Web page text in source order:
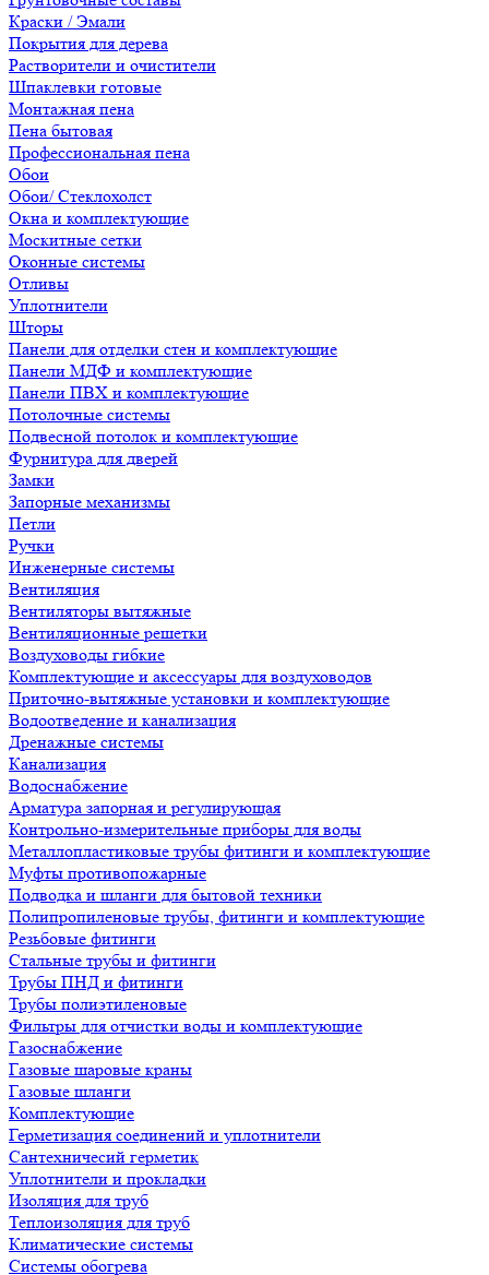
Краски / Эмали
Покрытия для дерева
Растворители и очистители
Шпаклевки готовые
Монтажная пена
Пена бытовая
Профессиональная пена
Обои
Обои/ Стеклохолст
Окна и комплектующие
Москитные сетки
Оконные системы
Отливы
Уплотнители
Шторы
Панели для отделки стен и комплектующие
Панели МДФ и комплектующие
Панели ПВХ и комплектующие
Потолочные системы
Подвесной потолок и комплектующие
Фурнитура для дверей
Замки
Запорные механизмы
Петли
Ручки
Инженерные системы
Вентиляция
Вентиляторы вытяжные
Вентиляционные решетки
Воздуховоды гибкие
Комплектующие и аксессуары для воздуховодов
Приточно-вытяжные установки и комплектующие
Водоотведение и канализация
Дренажные системы
Канализация
Водоснабжение
Арматура запорная и регулирующая
Контрольно-измерительные приборы для воды
Металлопластиковые трубы фитинги и комплектующие
Муфты противопожарные
Подводка и шланги для бытовой техники
Полипропиленовые трубы, фитинги и комплектующие
Резьбовые фитинги
Стальные трубы и фитинги
Трубы ПНД и фитинги
Трубы полиэтиленовые
Фильтры для отчистки воды и комплектующие
Газоснабжение
Газовые шаровые краны
Газовые шланги
Комплектующие
Герметизация соединений и уплотнители
Сантехничесий герметик
Уплотнители и прокладки
Изоляция для труб
Теплоизоляция для труб
Климатические системы
Системы обогрева